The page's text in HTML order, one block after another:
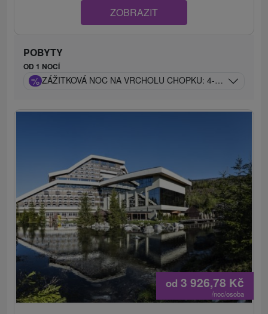
ZOBRAZIT
POBYTY
OD 1 NOCÍ
% ZÁŽITKOVÁ NOC NA VRCHOLU CHOPKU: 4-CHODOVÁ
od 3 926,78 Kč
/noc/osoba